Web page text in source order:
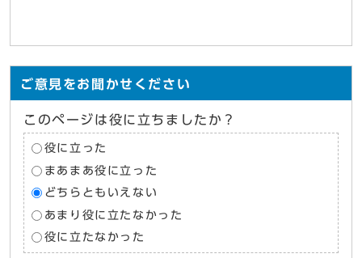
ご意見をお聞かせください
このページは役に立ちましたか？
役に立った
まあまあ役に立った
どちらともいえない
あまり役に立たなかった
役に立たなかった